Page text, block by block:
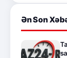
Ən Son